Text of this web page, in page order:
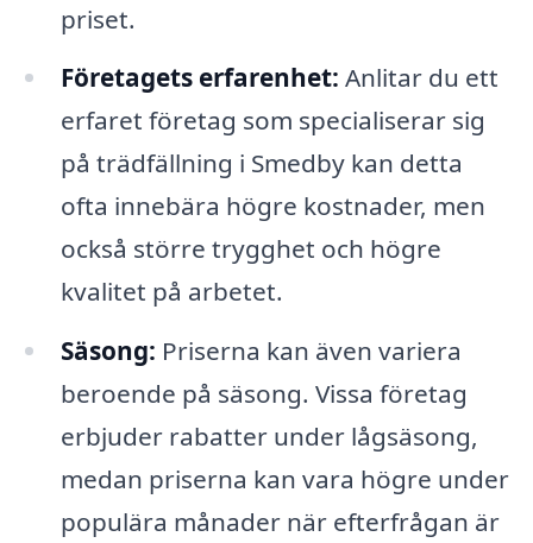
priset.
Företagets erfarenhet: Anlitar du ett
erfaret företag som specialiserar sig
på trädfällning i Smedby kan detta
ofta innebära högre kostnader, men
också större trygghet och högre
kvalitet på arbetet.
Säsong: Priserna kan även variera
beroende på säsong. Vissa företag
erbjuder rabatter under lågsäsong,
medan priserna kan vara högre under
populära månader när efterfrågan är